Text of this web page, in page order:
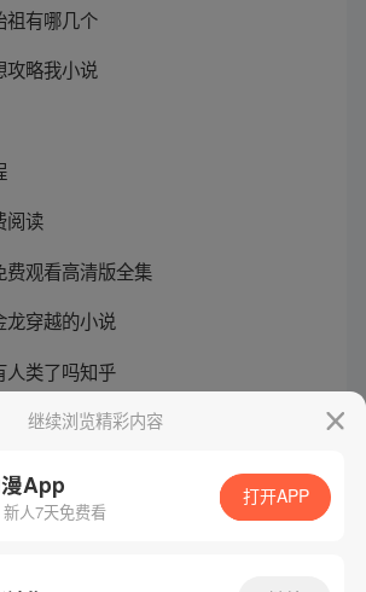
祖有哪几个
攻略我小说
阅读
费观看高清版全集
龙穿越的小说
人类了吗知乎
主结局
继续浏览精彩内容
App
人7天免费看
打开APP